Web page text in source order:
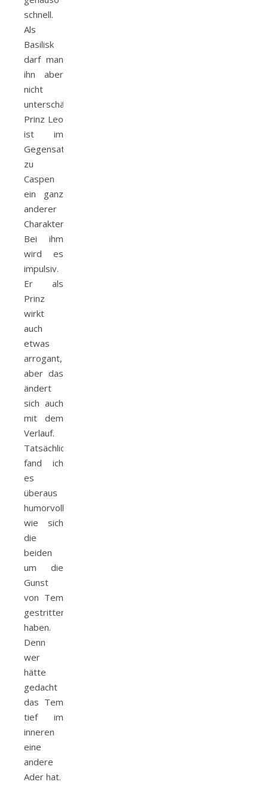
schnell.
Als
Basilisk
darf man
ihn aber
nicht
unterschätzen.
Prinz Leo
ist im
Gegensatz
zu
Caspen
ein ganz
anderer
Charakter.
Bei ihm
wird es
impulsiv.
Er als
Prinz
wirkt
auch
etwas
arrogant,
aber das
ändert
sich auch
mit dem
Verlauf.
Tatsächlich
fand ich
es
überaus
humorvoll
wie sich
die
beiden
um die
Gunst
von Tem
gestritten
haben.
Denn
wer
hätte
gedacht
das Tem
tief im
inneren
eine
andere
Ader hat.